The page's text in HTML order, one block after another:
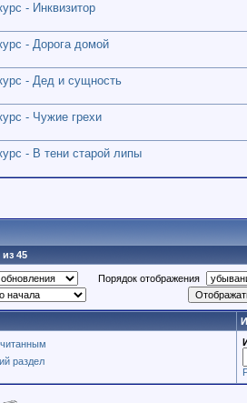
- Инквизитор
- Дорога домой
- Дед и сущность
- Чужие грехи
- В тени старой липы
45
Порядок отображения
раздел